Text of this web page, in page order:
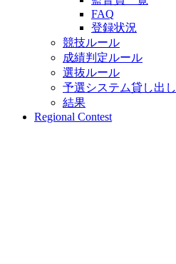
FAQ
登録状況
競技ルール
成績判定ルール
選抜ルール
予選システム貸し出し
結果
Regional Contest